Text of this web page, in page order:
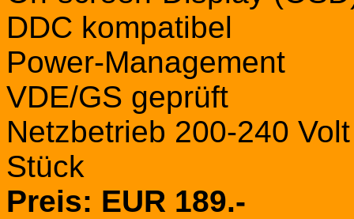
DDC kompatibel
Power-Management
VDE/GS geprüft
Netzbetrieb 200-240
Stück
Preis: EUR 189.-